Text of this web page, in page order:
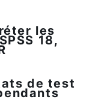
les
18,
de test